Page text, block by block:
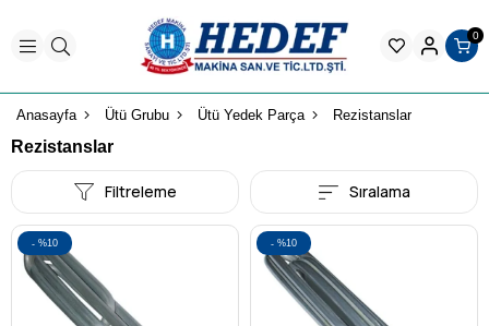
0
Anasayfa Ütü Grubu Ütü Yedek Parça Rezistanslar
Rezistanslar
Filtreleme Sıralama
%10 %10